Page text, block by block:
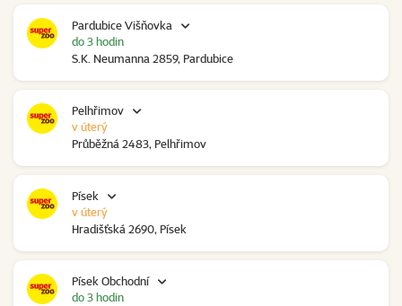
Pardubice Višňovka
S.K. Neumanna 2859, Pardubice
do 3 hodin
Pelhřimov
Průběžná 2483, Pelhřimov
v úterý
Písek
Hradišťská 2690, Písek
v úterý
Písek Obchodní
do 3 hodin